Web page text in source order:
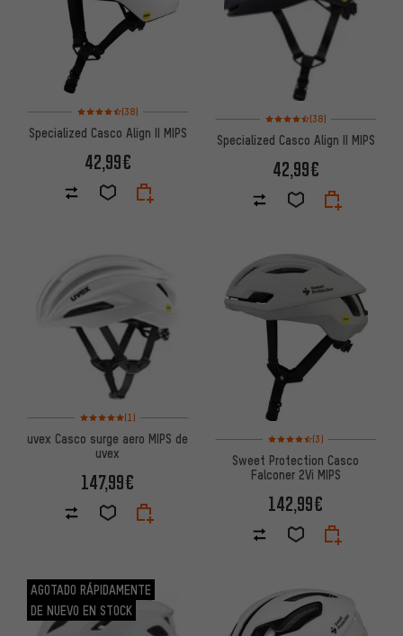
Valoración media: 4,5 de 5 basada en 38 reseñas
(38)
Specialized Casco Align II MIPS
42,99€
Valoración media: 4,5 de 5
(38)
Specialized Casco Align II MIPS
42,99€
Valoración media: 5 de 5 basada en 1 reseñas
(1)
uvex Casco surge aero MIPS de
uvex
147,99€
Valoración media: 4,5 de 5
(3)
Sweet Protection Casco
Falconer 2Vi MIPS
142,99€
AGOTADO RÁPIDAMENTE
DE NUEVO EN STOCK